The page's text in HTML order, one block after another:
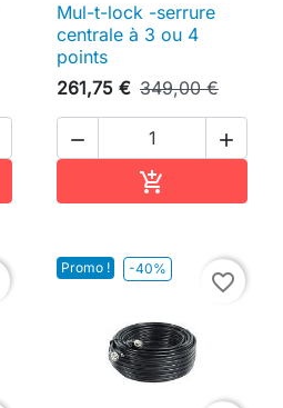
Mul-t-lock -serrure
centrale à 3 ou 4
points
261,75 € 349,00 €
 

Promo ! -40%
favorite_border